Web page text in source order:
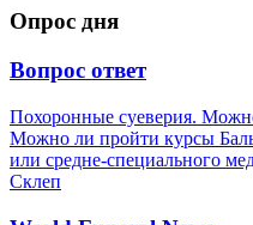
Опрос дня
Вопрос ответ
Похоронные суеверия.
Можно ли пройти курсы
или средне-специального
Склеп